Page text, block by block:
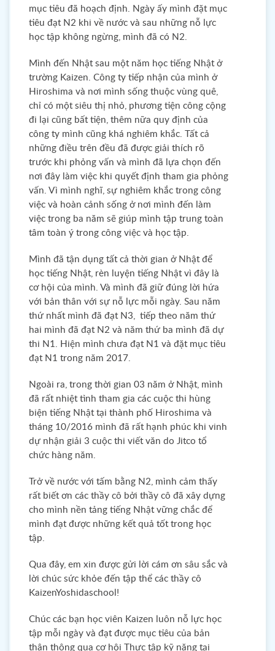
mục tiêu đã hoạch định. Ngày ấy mình đặt mục
tiêu đạt N2 khi về nước và sau những nỗ lực
học tập không ngừng, mình đã có N2.
Mình đến Nhật sau một năm học tiếng Nhật ở
trường Kaizen. Công ty tiếp nhận của mình ở
Hiroshima và nơi mình sống thuộc vùng quê,
chỉ có một siêu thị nhỏ, phương tiện công cộng
đi lại cũng bất tiện, thêm nữa quy định của
công ty mình cũng khá nghiêm khắc. Tất cả
những điều trên đều đã được giải thích rõ
trước khi phỏng vấn và mình đã lựa chọn đến
nơi đây làm việc khi quyết định tham gia phỏng
vấn. Vì mình nghĩ, sự nghiêm khắc trong công
việc và hoàn cảnh sống ở nơi mình đến làm
việc trong ba năm sẽ giúp mình tập trung toàn
tâm toàn ý trong công việc và học tập.
Mình đã tận dụng tất cả thời gian ở Nhật để
học tiếng Nhật, rèn luyện tiếng Nhật vì đây là
cơ hội của mình. Và mình đã giữ đúng lời hứa
với bản thân với sự nỗ lực mỗi ngày. Sau năm
thứ nhất mình đã đạt N3, tiếp theo năm thứ
hai mình đã đạt N2 và năm thứ ba mình đã dự
thi N1. Hiện mình chưa đạt N1 và đặt mục tiêu
đạt N1 trong năm 2017.
Ngoài ra, trong thời gian 03 năm ở Nhật, mình
đã rất nhiệt tình tham gia các cuộc thi hùng
biện tiếng Nhật tại thành phố Hiroshima và
tháng 10/2016 mình đã rất hạnh phúc khi vinh
dự nhận giải 3 cuộc thi viết văn do Jitco tổ
chức hàng năm.
Trở về nước với tấm bằng N2, mình cảm thấy
rất biết ơn các thầy cô bởi thầy cô đã xây dựng
cho mình nền tảng tiếng Nhật vững chắc để
mình đạt được những kết quả tốt trong học
tập.
Qua đây, em xin được gửi lời cám ơn sâu sắc và
lời chúc sức khỏe đến tập thể các thầy cô
KaizenYoshidaschool!
Chúc các bạn học viên Kaizen luôn nỗ lực học
tập mỗi ngày và đạt được mục tiêu của bản
thân thông qua cơ hội Thực tập kỹ năng tại